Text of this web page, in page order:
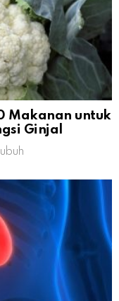
Makanan untuk
Ginjal